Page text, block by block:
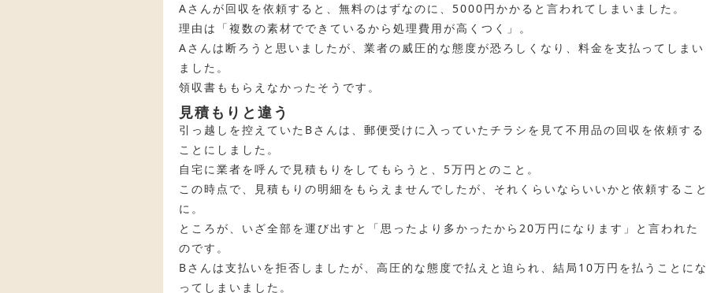
Aさんが回収を依頼すると、無料のはずなのに、5000円かかると言われてしまいました。
理由は「複数の素材でできているから処理費用が高くつく」。
Aさんは断ろうと思いましたが、業者の威圧的な態度が恐ろしくなり、料金を支払ってしまい
ました。
領収書ももらえなかったそうです。
見積もりと違う
引っ越しを控えていたBさんは、郵便受けに入っていたチラシを見て不用品の回収を依頼する
ことにしました。
自宅に業者を呼んで見積もりをしてもらうと、5万円とのこと。
この時点で、見積もりの明細をもらえませんでしたが、それくらいならいいかと依頼するこ
に。
ところが、いざ全部を運び出すと「思ったより多かったから20万円になります」と言われた
のです。
Bさんは支払いを拒否しましたが、高圧的な態度で払えと迫られ、結局10万円を払うことに
ってしまいました。